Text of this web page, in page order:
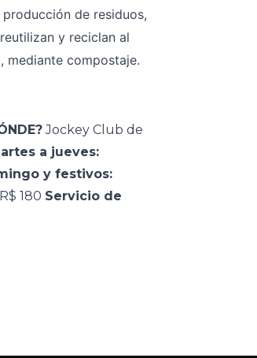
de residuos,
y reciclan al
mediante compostaje.
Jockey Club de
a jueves:
y festivos:
180 Servicio de